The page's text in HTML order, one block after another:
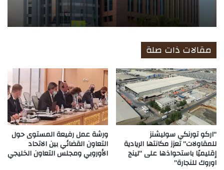
مقالات ذات صلة
“اركو تورنكي سوليشنز
للمقاولات” تعزز مكانتها الريادية
إقليميًا باستحواذها على “لينج
اوروك للنجارة”
ورشة عمل رفيعة المستوى حول
التعاون القضائي بين الاتحاد
الأوروبي ومجلس التعاون الخليجي